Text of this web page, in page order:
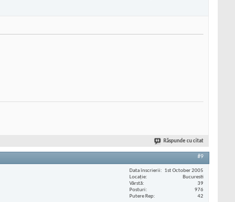
Răspunde cu citat
#9
Data înscrierii
1st October 2005
Locaţie
Bucuresti
Vârstă
39
Posturi
976
Putere Rep
42